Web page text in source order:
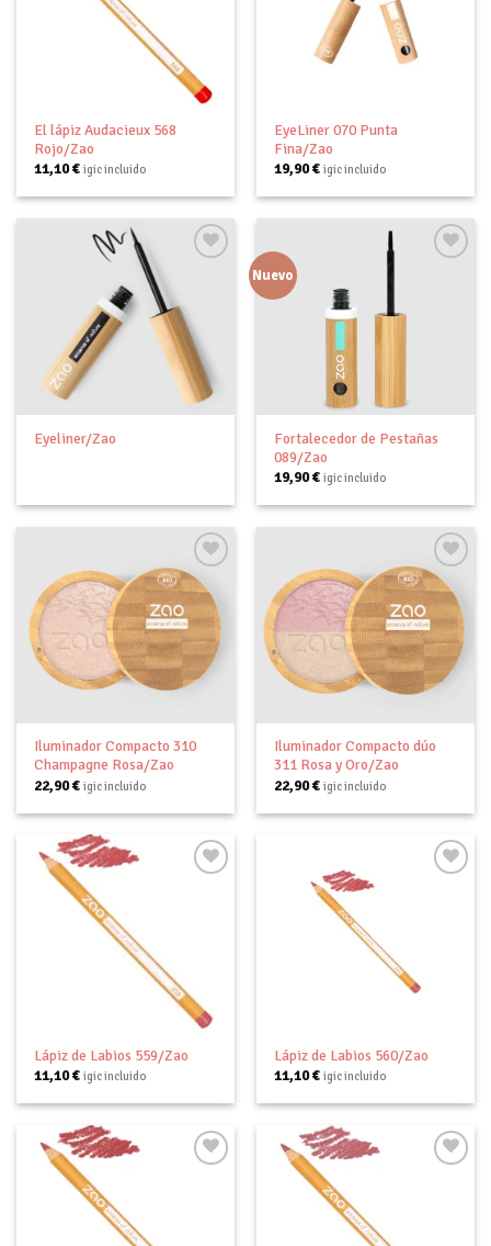
El lápiz Audacieux 568
Rojo/Zao
11,10€ igic incluido
EyeLiner 070 Punta
Fina/Zao
19,90€ igic incluido
lista de
deseos
Eyeliner/Zao
Nuevo
Fortalecedor de Pestañas
089/Zao
19,90€ igic incluido
Añadir
a tu
lista de
deseos
Iluminador Compacto 310
Champagne Rosa/Zao
22,90€ igic incluido
Añadir
a tu
lista de
deseos
Iluminador Compacto dúo
311 Rosa y Oro/Zao
22,90€ igic incluido
Lápiz de Labios 559/Zao
11,10€ igic incluido
Lápiz de Labios 560/Zao
11,10€ igic incluido